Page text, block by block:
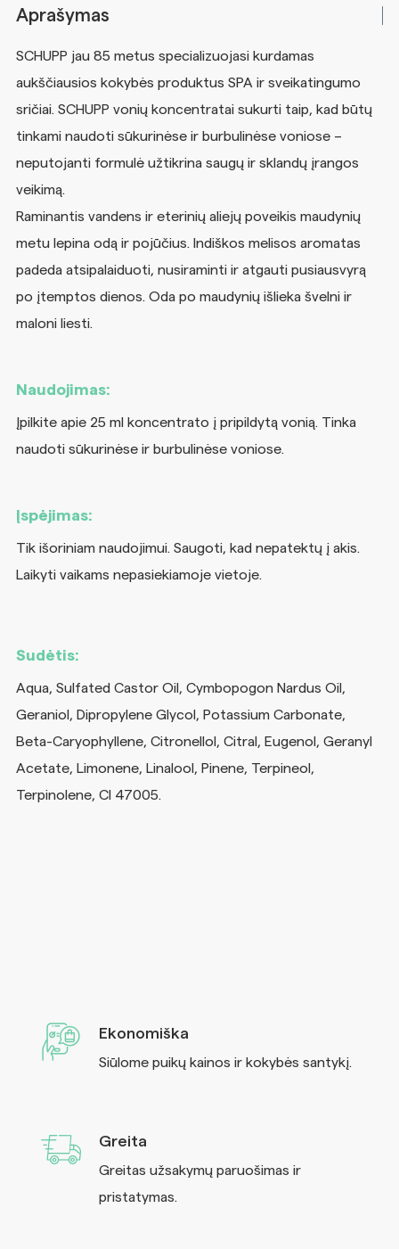
Aprašymas
SCHUPP jau 85 metus specializuojasi kurdamas
aukščiausios kokybės produktus SPA ir sveikatingumo
sričiai. SCHUPP vonių koncentratai sukurti taip, kad būtų
tinkami naudoti sūkurinėse ir burbulinėse voniose –
neputojanti formulė užtikrina saugų ir sklandų įrangos
veikimą.
Raminantis vandens ir eterinių aliejų poveikis maudynių
metu lepina odą ir pojūčius. Indiškos melisos aromatas
padeda atsipalaiduoti, nusiraminti ir atgauti pusiausvyrą
po įtemptos dienos. Oda po maudynių išlieka švelni ir
maloni liesti.
Naudojimas:
Įpilkite apie 25 ml koncentrato į pripildytą vonią. Tinka
naudoti sūkurinėse ir burbulinėse voniose.
Įspėjimas:
Tik išoriniam naudojimui. Saugoti, kad nepatektų į akis.
Laikyti vaikams nepasiekiamoje vietoje.
Sudėtis:
Aqua, Sulfated Castor Oil, Cymbopogon Nardus Oil,
Geraniol, Dipropylene Glycol, Potassium Carbonate,
Beta-Caryophyllene, Citronellol, Citral, Eugenol, Geranyl
Acetate, Limonene, Linalool, Pinene, Terpineol,
Terpinolene, CI 47005.
Ekonomiška
Siūlome puikų kainos ir kokybės santykį.
Greita
Greitas užsakymų paruošimas ir
pristatymas.